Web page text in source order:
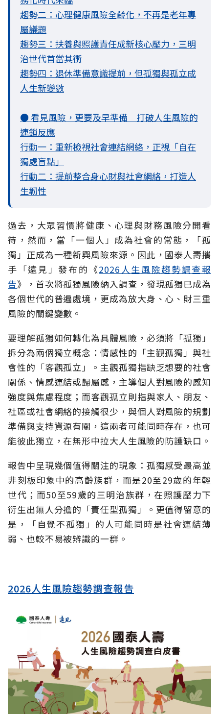
趨勢二：心理健康風險全齡化，不再是老年專
屬議題
趨勢三：扶養與照護責任成新核心壓力，三明
治世代首當其衝
趨勢四：退休準備意識提前，但孤獨與孤立成
人生新變數
● 看見風險，更要及早準備 打破人生風險的
連鎖反應
行動一：重新檢視社會連結網絡，正視「自在
獨處盲點」
行動二：提前整合身心財與社會網絡，打造人
生韌性
過去，大眾習慣將健康、心理與財務風險分開看
待，然而，當「一個人」成為社會的常態，「孤
獨」正成為一種新興風險來源。因此，國泰人壽攜
手「遠見」發布的《2026人生風險趨勢調查報
告》，首次將孤獨風險納入調查，發現孤獨已成為
各個世代的普遍處境，更成為放大身、心、財三重
風險的關鍵變數。
要理解孤獨如何轉化為具體風險，必須將「孤獨」
拆分為兩個獨立概念：情感性的「主觀孤獨」與社
會性的「客觀孤立」。主觀孤獨指缺乏想要的社會
關係、情感連結或歸屬感，主導個人對風險的感知
強度與焦慮程度；而客觀孤立則指與家人、朋友、
社區或社會網絡的接觸很少，與個人對風險的規劃
準備與支持資源有關，這兩者可能同時存在，也可
能彼此獨立，在無形中拉大人生風險的防護缺口。
報告中呈現幾個值得關注的現象：孤獨感受最高並
非刻板印象中的高齡族群，而是20至29歲的年輕
世代；而50至59歲的三明治族群，在照護壓力下
衍生出無人分擔的「責任型孤獨」。更值得留意的
是，「自覺不孤獨」的人可能同時是社會連結薄
弱、也較不易被辨識的一群。
2026人生風險趨勢調查報告